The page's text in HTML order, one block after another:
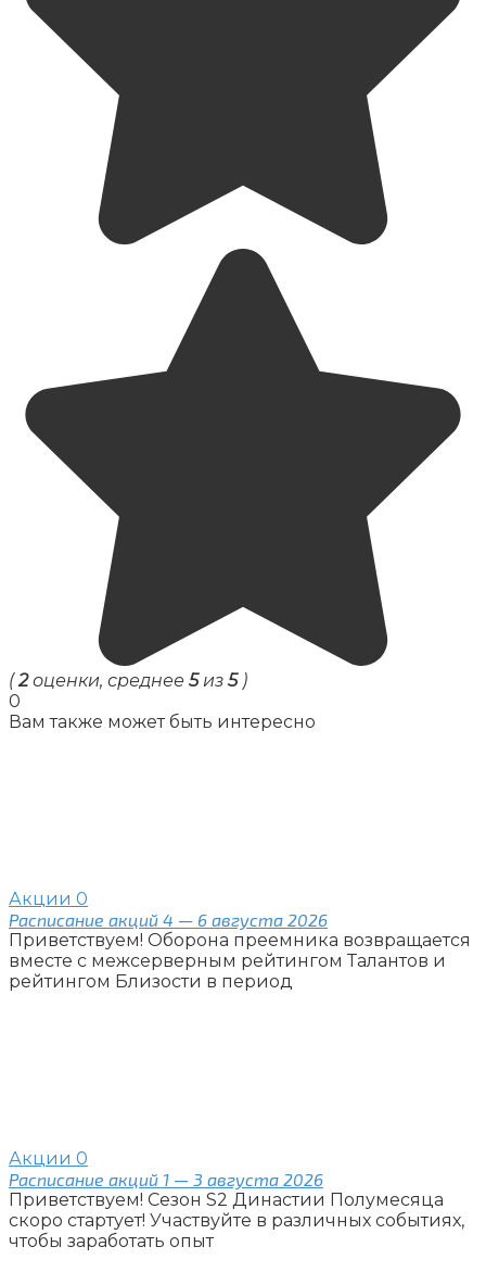
(2оценки, среднее 5из 5)
0
Вам также может быть интересно
Акции 0
Расписание акций 4 — 6 августа 2026
Приветствуем! Оборона преемника возвращается
вместе с межсерверным рейтингом Талантов и
рейтингом Близости в период
Акции 0
Расписание акций 1 — 3 августа 2026
Приветствуем! Сезон S2 Династии Полумесяца
скоро стартует! Участвуйте в различных событиях,
чтобы заработать опыт